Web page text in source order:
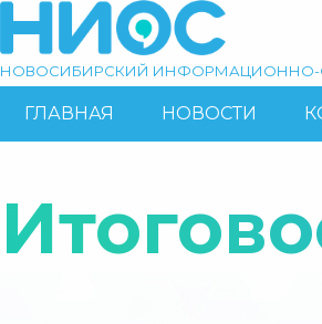
основному
Поиск
НОВОСИБИРСКИЙ ИНФОРМАЦИОННО-
ОСНОВНАЯ
ГЛАВНАЯ НОВОСТИ